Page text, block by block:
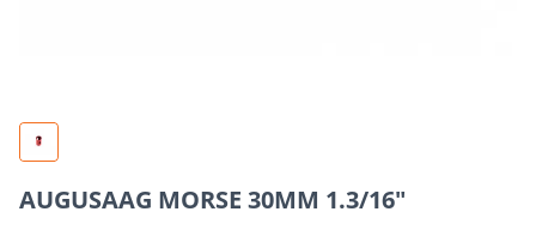
AUGUSAAG MORSE 30MM 1.3/16"